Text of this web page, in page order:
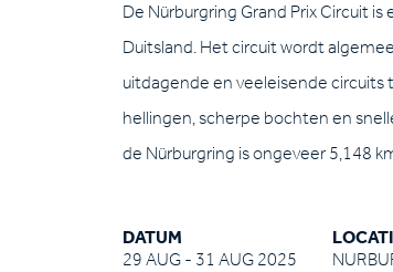
De Nürburgring Grand Prix Circuit
Duitsland. Het circuit wordt
uitdagende en veeleisende circuits
hellingen, scherpe bochten en
de Nürburgring is ongeveer 5,148
DATUM
29 AUG - 31 AUG 2025